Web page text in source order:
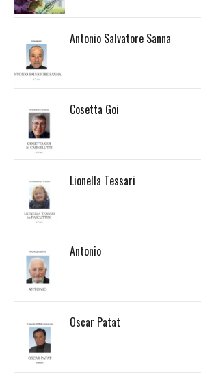
Antonio Salvatore Sanna
Cosetta Goi
Lionella Tessari
Antonio
Oscar Patat